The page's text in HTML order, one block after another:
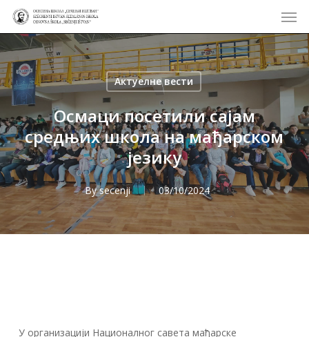
Skip
main
content
Актуелне вести
Осмаци посетили сајам
средњих школа на мађарском
језику
By secenji 03/10/2024
У организацији Националног савета мађарске